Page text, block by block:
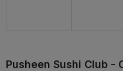
Pusheen Sushi Club -